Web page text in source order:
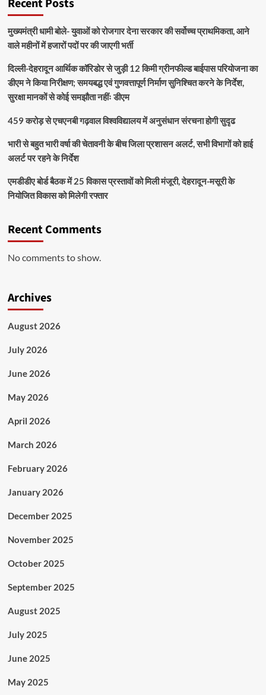
Recent Posts
मुख्यमंत्री धामी बोले- युवाओं को रोजगार देना सरकार की सर्वोच्च प्राथमिकता, आने
वाले महीनों में हजारों पदों पर की जाएगी भर्ती
दिल्ली-देहरादून आर्थिक कॉरिडोर से जुड़ी 12 किमी ग्रीनफील्ड बाईपास परियोजना का
डीएम ने किया निरीक्षण; समयबद्ध एवं गुणवत्तापूर्ण निर्माण सुनिश्चित करने के निर्देश,
सुरक्षा मानकों से कोई समझौता नहींः डीएम
459 करोड़ से एचएनबी गढ़वाल विश्वविद्यालय में अनुसंधान संरचना होगी सुदृढ
भारी से बहुत भारी वर्षा की चेतावनी के बीच जिला प्रशासन अलर्ट, सभी विभागों को हाई
अलर्ट पर रहने के निर्देश
एमडीडीए बोर्ड बैठक में 25 विकास प्रस्तावों को मिली मंजूरी, देहरादून-मसूरी के
नियोजित विकास को मिलेगी रफ्तार
Recent Comments
No comments to show.
Archives
August 2026
July 2026
June 2026
May 2026
April 2026
March 2026
February 2026
January 2026
December 2025
November 2025
October 2025
September 2025
August 2025
July 2025
June 2025
May 2025